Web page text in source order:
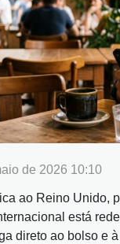
de 2026 10:10
ao Reino Unido,
está
direto ao bolso e